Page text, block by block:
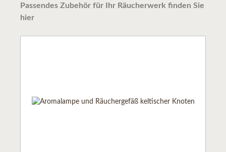
Passendes Zubehör für Ihr Räucherwerk finden Sie
hier